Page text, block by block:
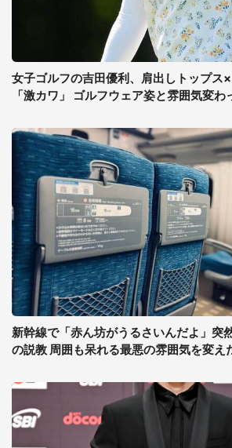
女子ゴルフの吉田優利、肩出しトップス
「激カワ」 ゴルフウェア姿と雰囲気変わ
新幹線で「赤ん坊がうるさいんだよ」突
の説教 周囲も呆れる最悪の雰囲気を変え